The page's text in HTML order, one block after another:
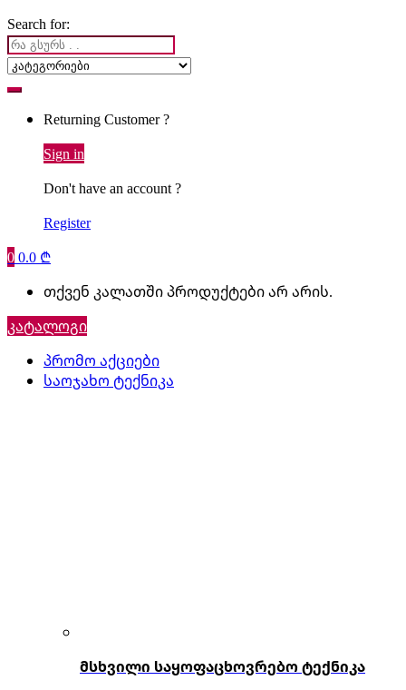
Search for:
Returning Customer ?
Sign in
Don't have an account ?
Register
00.0 ₾
თქვენ კალათში პროდუქტები არ არის.
კატალოგი
პრომო აქციები
საოჯახო ტექნიკა
მსხვილი საყოფაცხოვრებო ტექნიკა